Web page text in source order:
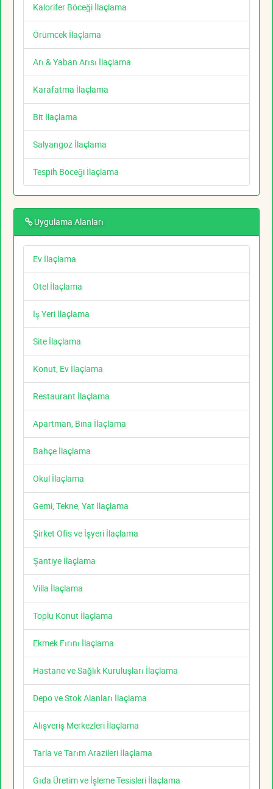
Kalorifer Böceği İlaçlama
Örümcek İlaçlama
Arı & Yaban Arısı İlaçlama
Karafatma İlaçlama
Bit İlaçlama
Salyangoz İlaçlama
Tespih Böceği İlaçlama
Uygulama Alanları
Ev İlaçlama
Otel İlaçlama
İş Yeri İlaçlama
Site İlaçlama
Konut, Ev İlaçlama
Restaurant İlaçlama
Apartman, Bina İlaçlama
Bahçe İlaçlama
Okul İlaçlama
Gemi, Tekne, Yat İlaçlama
Şirket Ofis ve İşyeri İlaçlama
Şantiye İlaçlama
Villa İlaçlama
Toplu Konut İlaçlama
Ekmek Fırını İlaçlama
Hastane ve Sağlık Kuruluşları İlaçlama
Depo ve Stok Alanları İlaçlama
Alışveriş Merkezleri İlaçlama
Tarla ve Tarım Arazileri İlaçlama
Gıda Üretim ve İşleme Tesisleri İlaçlama